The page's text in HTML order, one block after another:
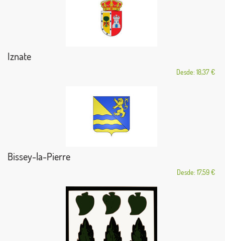
Iznate
Desde: 18,37 €
Bissey-la-Pierre
Desde: 17,59 €